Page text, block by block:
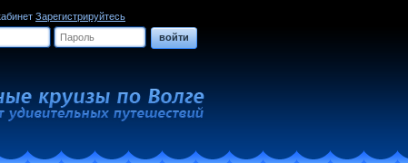
Зарегистрируйтесь
войти